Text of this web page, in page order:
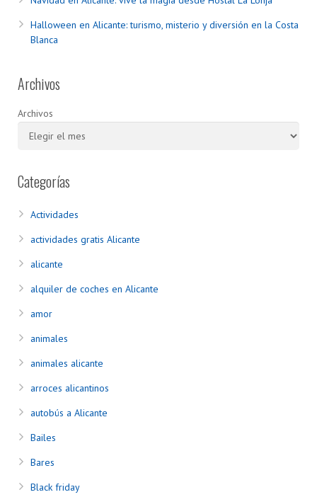
Halloween en Alicante: turismo, misterio y diversión en la Costa
Blanca
Archivos
Archivos
Categorías
Actividades
actividades gratis Alicante
alicante
alquiler de coches en Alicante
amor
animales
animales alicante
arroces alicantinos
autobús a Alicante
Bailes
Bares
Black friday